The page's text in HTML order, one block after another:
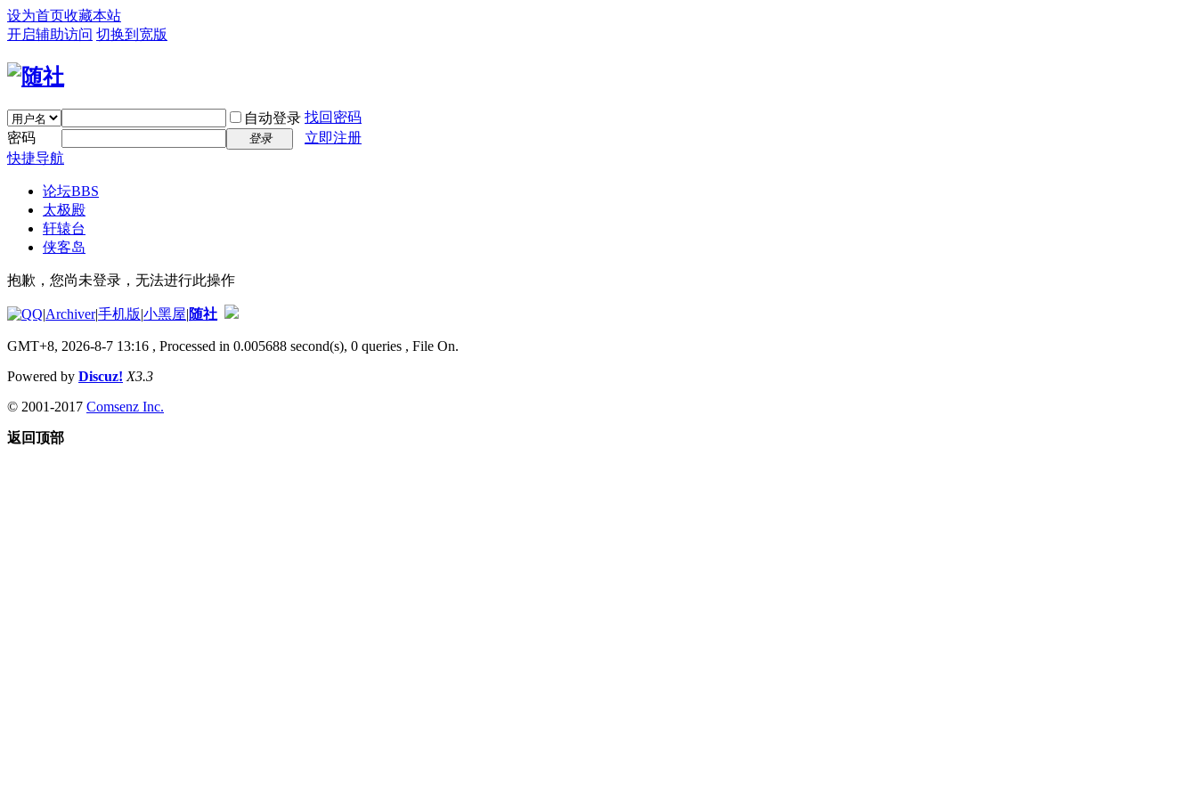
设为首页收藏本站
开启辅助访问 切换到宽版
自动登录 找回密码
密码
登录
立即注册
快捷导航
论坛BBS
太极殿
轩辕台
侠客岛
抱歉，您尚未登录，无法进行此操作
|Archiver|手机版|小黑屋|随社
GMT+8, 2026-8-7 13:16 , Processed in 0.005688 second(s), 0 queries , File On.
Powered by Discuz! X3.3
© 2001-2017 Comsenz Inc.
返回顶部